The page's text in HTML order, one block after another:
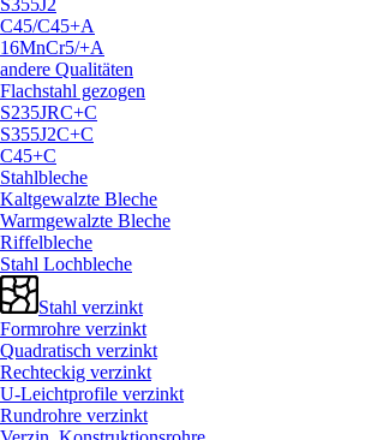
S355J2
C45/C45+A
16MnCr5/+A
andere Qualitäten
Flachstahl gezogen
S235JRC+C
S355J2C+C
C45+C
Stahlbleche
Kaltgewalzte Bleche
Warmgewalzte Bleche
Riffelbleche
Stahl Lochbleche
Stahl verzinkt
Formrohre verzinkt
Quadratisch verzinkt
Rechteckig verzinkt
U-Leichtprofile verzinkt
Rundrohre verzinkt